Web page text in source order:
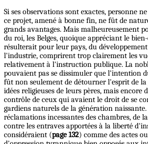
Si ses observations sont exactes, personne
ce projet, amené à bonne fin, ne fût de
grands avantages. Mais malheureusement
du roi, les Belges, quoique appréciant le
résulterait pour leur pays, du
l'industrie, comprirent trop clairement les
relativement à l'instruction publique. La
pouvaient pas se dissimuler que l'intention
fût non seulement de détourner l'esprit de la
idées religieuses de leurs pères, mais encore
contrôle de ceux qui avaient le droit de se
gardiens naturels de la génération naissante.
réclamations incessantes des chambres, de
contre les entraves apportées à la liberté
considéraient (page 132) comme des actes